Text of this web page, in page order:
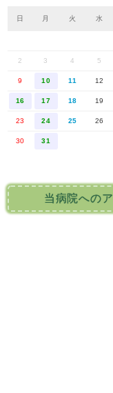
日 月 火 水
2 3 4 5
9 10 11 12
16 17 18 19
23 24 25 26
30 31
当病院への